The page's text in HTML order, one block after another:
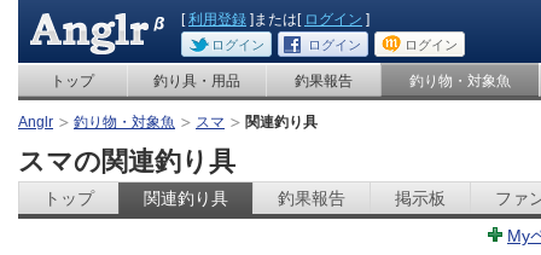
[利用登録 ]または[ ログイン ]
ログイン ログイン ログイン
トップ 釣り具・用品 釣果報告 釣り物・対象魚
Anglr 釣り物・対象魚 スマ 関連釣り具
スマの関連釣り具
トップ 関連釣り具 釣果報告 掲示板
ファ
My